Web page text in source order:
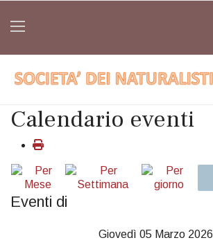
Calendario eventi
Eventi di
Giovedì 05 Marzo 2026